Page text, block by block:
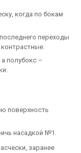
когда по бокам
переходы
контрастные.
полубокс –
поверхность
насадкой №1.
заранее